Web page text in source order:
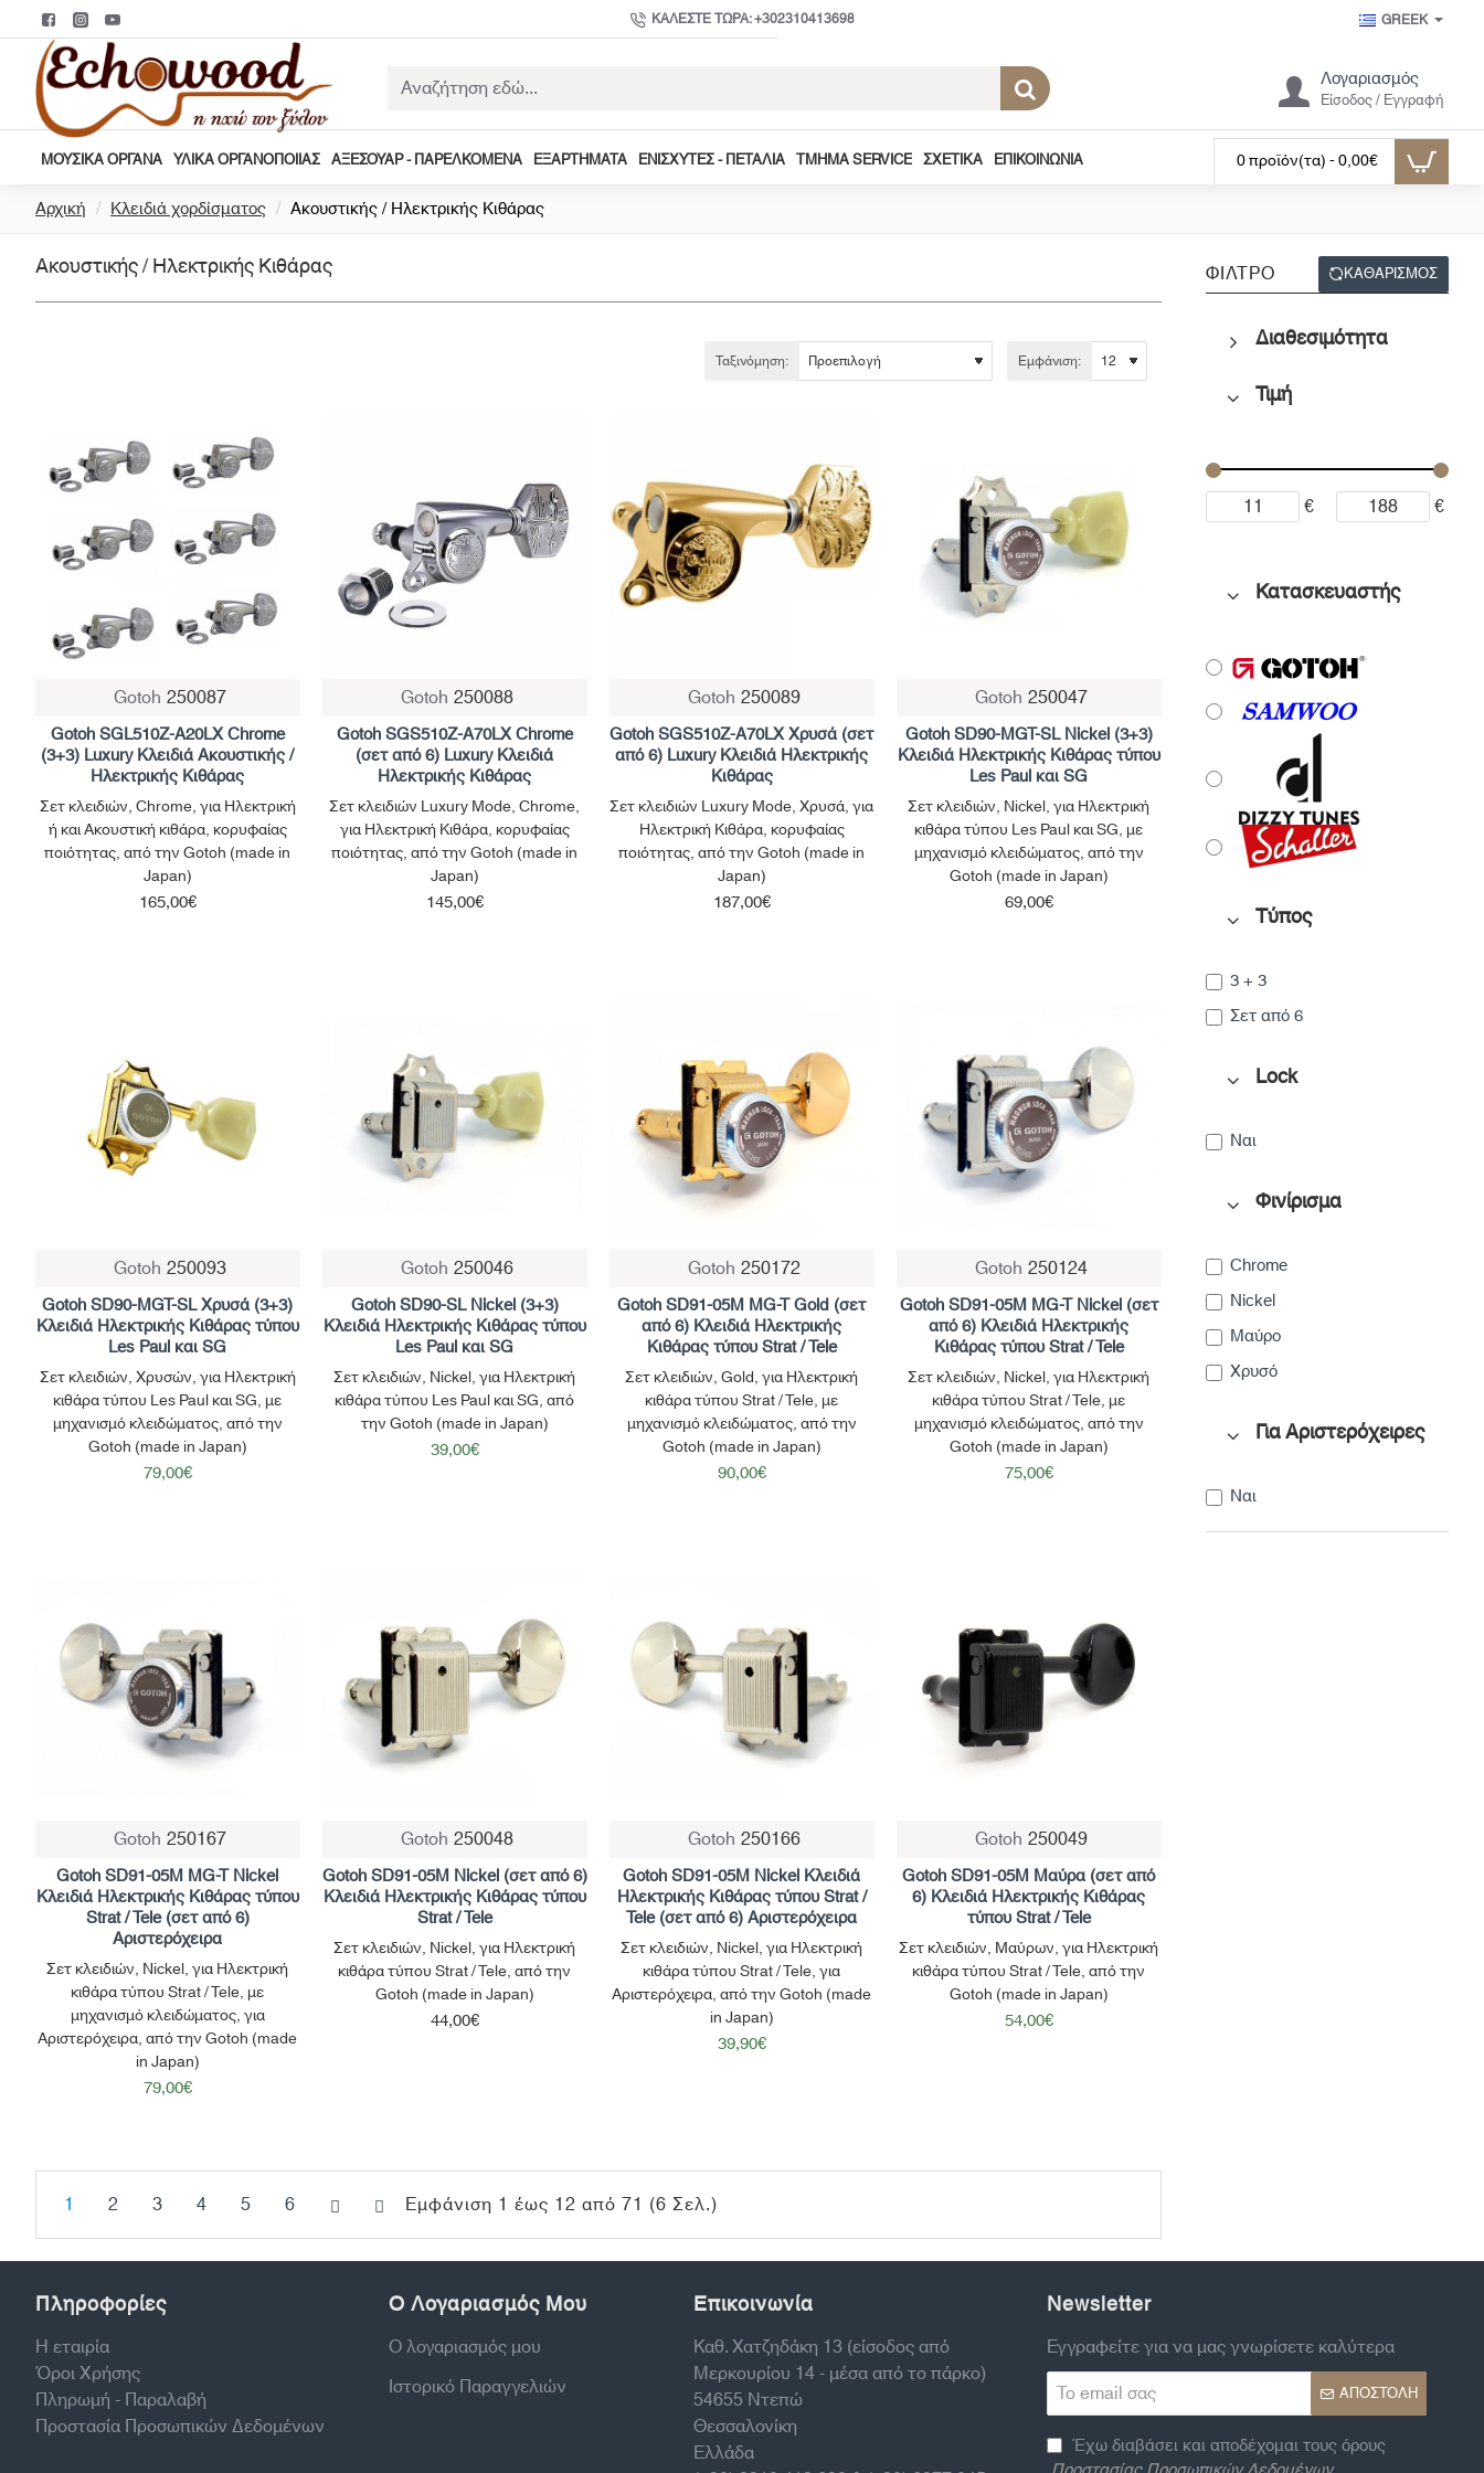
ΚΑΛΈΣΤΕ ΤΏΡΑ: +302310413698 GREEK
Αναζήτηση
εδώ...
Λογαριασμός
Είσοδος / Εγγραφή
ΜΟΥΣΙΚΆ ΌΡΓΑΝΑ ΥΛΙΚΆ ΟΡΓΑΝΟΠΟΙΊΑΣ ΑΞΕΣΟΥΆΡ - ΠΑΡΕΛΚΌΜΕΝΑ ΕΞΑΡΤΉΜΑΤΑ ΕΝΙΣΧΥΤΈΣ - ΠΕΤΆΛΙΑ ΤΜΉΜΑ SERVICE ΣΧΕΤΙΚΆ ΕΠΙΚΟΙΝΩΝΊΑ 0 προϊόν(τα) - 0,00€
Αρχική
m
e
Κλειδιά χορδίσματος Ακουστικής / Ηλεκτρικής Κιθάρας
Ακουστικής / Ηλεκτρικής Κιθάρας
Ταξινόμηση: Εμφάνιση:
Gotoh 250087
Gotoh SGL510Z-A20LX Chrome
(3+3) Luxury Κλειδιά Ακουστικής /
Ηλεκτρικής Κιθάρας
Σετ κλειδιών, Chrome, για Ηλεκτρική
ή και Ακουστική κιθάρα, κορυφαίας
ποιότητας, από την Gotoh (made in
Japan)
165,00€
Gotoh 250088
Gotoh SGS510Z-A70LX Chrome
(σετ από 6) Luxury Κλειδιά
Ηλεκτρικής Κιθάρας
Σετ κλειδιών Luxury Mode, Chrome,
για Ηλεκτρική Κιθάρα, κορυφαίας
ποιότητας, από την Gotoh (made in
Japan)
145,00€
Gotoh 250089
Gotoh SGS510Z-A70LX Χρυσά (σετ
από 6) Luxury Κλειδιά Ηλεκτρικής
Κιθάρας
Σετ κλειδιών Luxury Mode, Χρυσά, για
Ηλεκτρική Κιθάρα, κορυφαίας
ποιότητας, από την Gotoh (made in
Japan)
187,00€
Gotoh 250047
Gotoh SD90-MGT-SL Nickel (3+3)
Κλειδιά Ηλεκτρικής Κιθάρας τύπου
Les Paul και SG
Σετ κλειδιών, Nickel, για Ηλεκτρική
κιθάρα τύπου Les Paul και SG, με
μηχανισμό κλειδώματος, από την
Gotoh (made in Japan)
69,00€
Gotoh 250093
Gotoh SD90-MGT-SL Χρυσά (3+3)
Κλειδιά Ηλεκτρικής Κιθάρας τύπου
Les Paul και SG
Σετ κλειδιών, Χρυσών, για Ηλεκτρική
κιθάρα τύπου Les Paul και SG, με
μηχανισμό κλειδώματος, από την
Gotoh (made in Japan)
79,00€
Gotoh 250046
Gotoh SD90-SL Nickel (3+3)
Κλειδιά Ηλεκτρικής Κιθάρας τύπου
Les Paul και SG
Σετ κλειδιών, Nickel, για Ηλεκτρική
κιθάρα τύπου Les Paul και SG, από
την Gotoh (made in Japan)
39,00€
Gotoh 250172
Gotoh SD91-05M MG-T Gold (σετ
από 6) Κλειδιά Ηλεκτρικής
Κιθάρας τύπου Strat / Tele
Σετ κλειδιών, Gold, για Ηλεκτρική
κιθάρα τύπου Strat / Tele, με
μηχανισμό κλειδώματος, από την
Gotoh (made in Japan)
90,00€
Gotoh 250124
Gotoh SD91-05M MG-T Nickel (σετ
από 6) Κλειδιά Ηλεκτρικής
Κιθάρας τύπου Strat / Tele
Σετ κλειδιών, Nickel, για Ηλεκτρική
κιθάρα τύπου Strat / Tele, με
μηχανισμό κλειδώματος, από την
Gotoh (made in Japan)
75,00€
Gotoh 250167
Gotoh SD91-05M MG-T Nickel
Κλειδιά Ηλεκτρικής Κιθάρας τύπου
Strat / Tele (σετ από 6)
Αριστερόχειρα
Σετ κλειδιών, Nickel, για Ηλεκτρική
κιθάρα τύπου Strat / Tele, με
μηχανισμό κλειδώματος, για
Αριστερόχειρα, από την Gotoh (made
in Japan)
79,00€
Gotoh 250048
Gotoh SD91-05M Nickel (σετ από 6)
Κλειδιά Ηλεκτρικής Κιθάρας τύπου
Strat / Tele
Σετ κλειδιών, Nickel, για Ηλεκτρική
κιθάρα τύπου Strat / Tele, από την
Gotoh (made in Japan)
44,00€
Gotoh 250166
Gotoh SD91-05M Nickel Κλειδιά
Ηλεκτρικής Κιθάρας τύπου Strat /
Tele (σετ από 6) Αριστερόχειρα
Σετ κλειδιών, Nickel, για Ηλεκτρική
κιθάρα τύπου Strat / Tele, για
Αριστερόχειρα, από την Gotoh (made
in Japan)
39,90€
Gotoh 250049
Gotoh SD91-05M Μαύρα (σετ από
6) Κλειδιά Ηλεκτρικής Κιθάρας
τύπου Strat / Tele
Σετ κλειδιών, Μαύρων, για Ηλεκτρική
κιθάρα τύπου Strat / Tele, από την
Gotoh (made in Japan)
54,00€
1 2 3 4 5 6 Εμφάνιση 1 έως 12 από 71 (6 Σελ.)
ΦΊΛΤΡΟ ΚΑΘΑΡΊΣΜΟΣ
Διαθεσιμότητα
Τιμή
€ €
Κατασκευαστής
Τύπος
3 + 3
Σετ από 6
Lock
Ναι
Φινίρισμα
Chrome
Nickel
Μαύρο
Χρυσό
Για Αριστερόχειρες
Ναι
Πληροφορίες
Η εταιρία
Όροι Χρήσης
Πληρωμή - Παραλαβή
Προστασία Προσωπικών Δεδομένων
Ο Λογαριασμός Μου
Ο λογαριασμός μου
Ιστορικό Παραγγελιών
Επικοινωνία
Καθ. Χατζηδάκη 13 (είσοδος από
Μερκουρίου 14 - μέσα από το πάρκο)
54655 Ντεπώ
Θεσσαλονίκη
Ελλάδα
Newsletter
Εγγραφείτε για να μας γνωρίσετε καλύτερα
Το
email
σας
ΑΠΟΣΤΟΛΉ
Έχω διαβάσει και αποδέχομαι τους όρους